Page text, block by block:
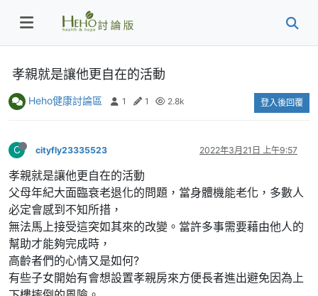
孝親就是讓他更自在的活動
Heho健康討論區 1 1 2.8k 登入後回覆
C cityfly23335523 2022年3月21日 上午9:57
孝親就是讓他更自在的活動
父母年紀大面臨衰老退化的問題，當身體機能老化，多數人
必定會感到不知所措，
無法馬上接受這突如其來的改變。當許多事需要藉由他人的
幫助才能夠完成時，
高齡者們的心情又是如何?
有些子女開始有會想設置孝親房來方便長者進出避免因為上